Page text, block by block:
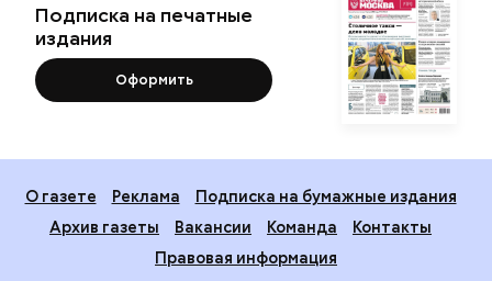
Подписка на печатные
издания
Оформить
О газете Реклама
Подписка на бумажные издания
Архив газеты
Вакансии Команда
Контакты
Правовая информация